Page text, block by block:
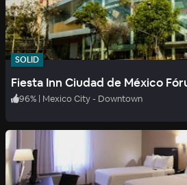
SOLID
Fiesta Inn Ciudad de México
96% | Mexico City - Downtown